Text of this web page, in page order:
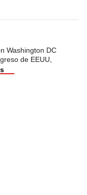
Washington DC
de EEUU,